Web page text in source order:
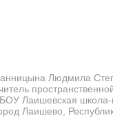
Людмила
Лаишевская школа-
Лаишево,